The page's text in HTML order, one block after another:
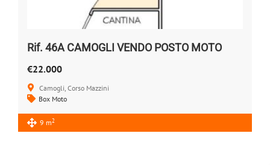
Rif. 46A CAMOGLI VENDO POSTO MOTO
€22.000
Camogli, Corso Mazzini
Box Moto
9 m2